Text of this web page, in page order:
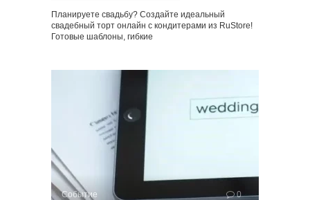
Планируете свадьбу? Создайте идеальный
свадебный торт онлайн с кондитерами из RuStore!
Готовые шаблоны, гибкие
Событие 0